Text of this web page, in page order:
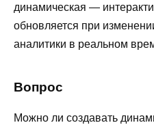
динамическая —
обновляется при
аналитики в реальном
Вопрос
Можно ли создавать